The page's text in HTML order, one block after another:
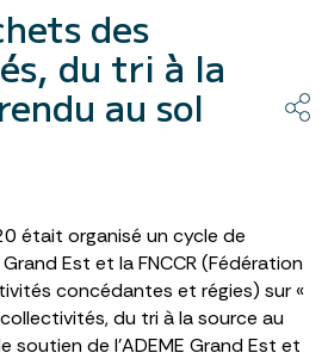
des
du tri à la
au sol
était organisé un cycle de
Est et la FNCCR (Fédération
concédantes et régies) sur «
du tri à la source au
soutien de l’ADEME Grand Est et